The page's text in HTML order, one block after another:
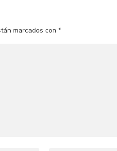
marcados con*